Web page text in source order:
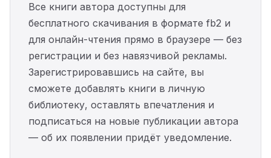
Все книги автора доступны для
бесплатного скачивания в формате fb2 и
для онлайн-чтения прямо в браузере — без
регистрации и без навязчивой рекламы.
Зарегистрировавшись на сайте, вы
сможете добавлять книги в личную
библиотеку, оставлять впечатления и
подписаться на новые публикации автора
— об их появлении придёт уведомление.